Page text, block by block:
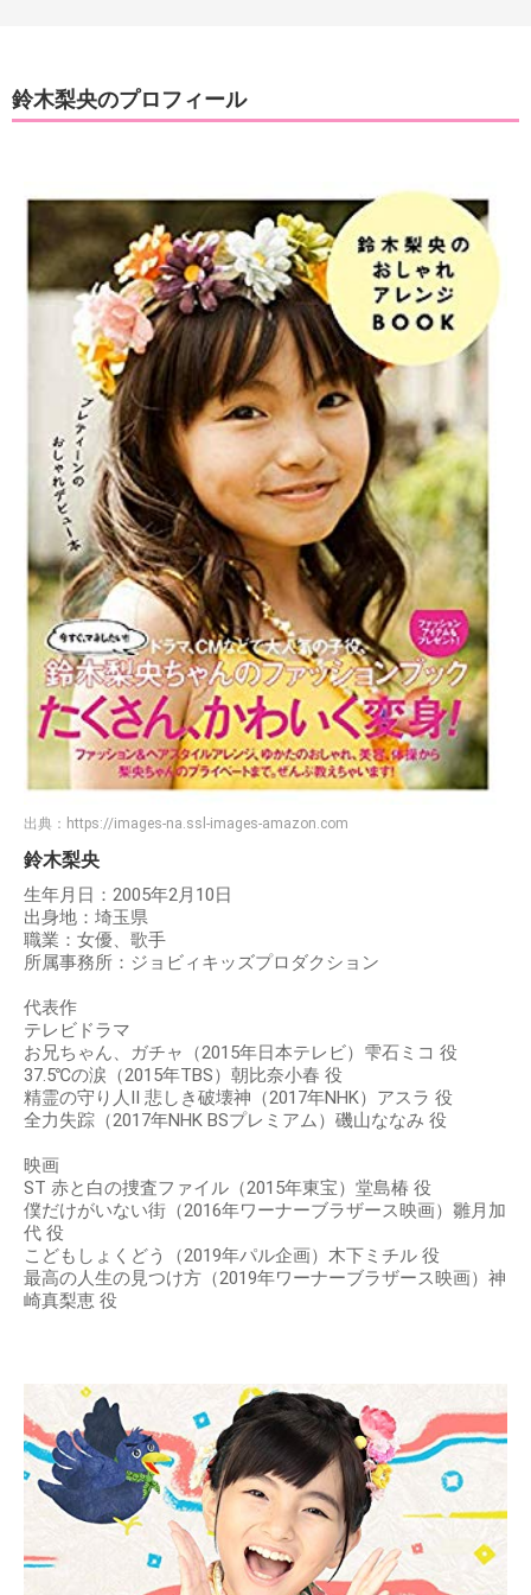
鈴木梨央のプロフィール
出典： https://images-na.ssl-images-amazon.com
鈴木梨央
生年月日：2005年2月10日
出身地：埼玉県
職業：女優、歌手
所属事務所：ジョビィキッズプロダクション
代表作
テレビドラマ
お兄ちゃん、ガチャ（2015年日本テレビ）雫石ミコ 役
37.5℃の涙（2015年TBS）朝比奈小春 役
精霊の守り人II 悲しき破壊神（2017年NHK）アスラ 役
全力失踪（2017年NHK BSプレミアム）磯山ななみ 役
映画
ST 赤と白の捜査ファイル（2015年東宝）堂島椿 役
僕だけがいない街（2016年ワーナーブラザース映画）雛月加
代 役
こどもしょくどう（2019年パル企画）木下ミチル 役
最高の人生の見つけ方（2019年ワーナーブラザース映画）神
崎真梨恵 役